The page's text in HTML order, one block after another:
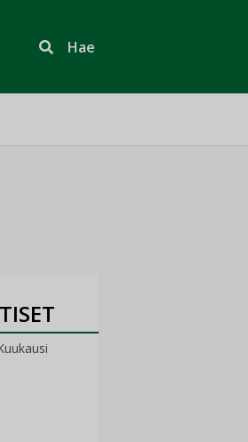
Hae